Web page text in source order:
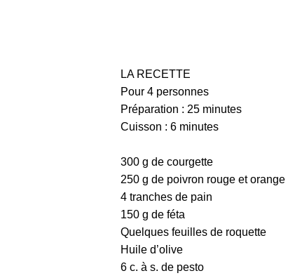
LA RECETTE
Pour 4 personnes
Préparation : 25 minutes
Cuisson : 6 minutes
300 g de courgette
250 g de poivron rouge et orange
4 tranches de pain
150 g de féta
Quelques feuilles de roquette
Huile d’olive
6 c. à s. de pesto